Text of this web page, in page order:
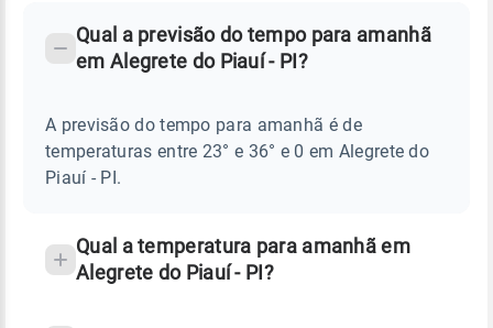
ALEGRETE
Perguntas
sobre
chuva
Qual a previsão do tempo para amanhã
em Alegrete do Piauí - PI?
A previsão do tempo para amanhã é de
temperaturas entre 23° e 36° e 0 em Alegrete do
Piauí - PI.
Qual a temperatura para amanhã em
Alegrete do Piauí - PI?